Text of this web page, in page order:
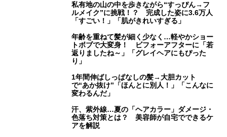
私有地の山の中を歩きながら“すっぴん→フ
ルメイク”に挑戦！？ 完成した姿に3.6万人
「すごい！」「肌がきれいすぎる」
年齢を重ねて髪が細く少なく…軽やかショー
トボブで大変身！ ビフォーアフターに「若
返りましたね～」「グレイヘアにもぴった
り」
1年間伸ばしっぱなしの髪→大胆カット
で“あか抜け”「ほんとに別人！」「こんなに
変わるんだ」
汗、紫外線…夏の「ヘアカラー」ダメージ・
色落ち対策とは？ 美容師が自宅でできるケ
アを解説